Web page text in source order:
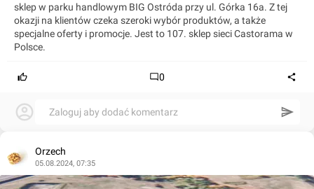
sklep w parku handlowym BIG Ostróda przy ul. Górka 16a. Z tej
okazji na klientów czeka szeroki wybór produktów, a także
specjalne oferty i promocje. Jest to 107. sklep sieci Castorama w
Polsce.
0
Zaloguj aby dodać komentarz
Orzech
05.08.2024, 07:35